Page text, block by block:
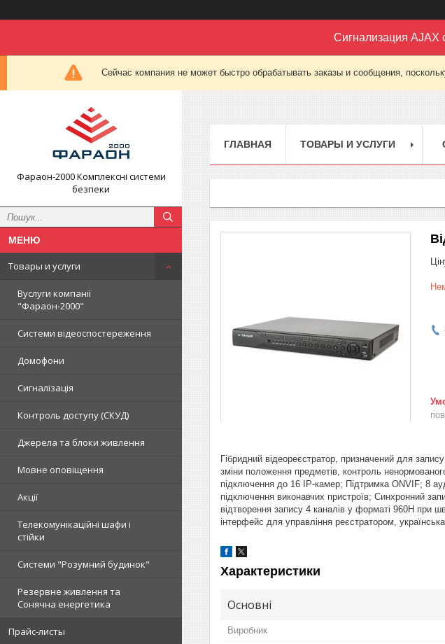
Сигнализация AJAX
Сейчас компания не может быстро обрабатывать заказы и сообщения,
Фараон-2000 Комплексні системи
безпеки
Товары и услуги
Вуслуги компанії
"Фараон-2000"
Системи відеоспостереження
Домофони
Сигналізація
Контроль доступу (СКУД)
Джерела та блоки живлення
Мовне оповіщення
Акції
Телекомунікаційні шафи і
стійки
Системи "Розумний будинок"
Резервне живлення та
Сонячна енергетика
Прайс-листы
ГЛАВНАЯ ТОВАРЫ И УСЛУГИ
Гібридний відеореєстратор, призначений для
зміни положення предметів, контроль
підключення до 16 IP-камер; Підтримка ONVIF; 8
підключення виконавчих пристроїв; Синхронний
відтворення запису 4 каналів у форматі 960H при
інтерфейс для управління реєстратором,
Характеристики
Основні
Виробник